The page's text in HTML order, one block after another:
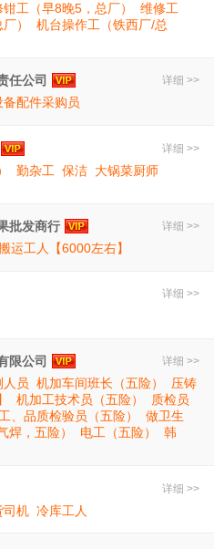
钳工（早8晚5，总厂）
维修工
）
机台操作工（铁西厂/总
详细 >>
任公司
备配件采购员
详细 >>
勤杂工 保洁 大锅菜厨师
详细 >>
批发商行
运工人【6000左右】
详细 >>
详细 >>
限公司
人员 机加车间班长（五险）
压铸
机加工技术员（五险）
质检员
、品质检验员（五险）
做卫生
焊，五险）
电工（五险）
韩
详细 >>
司机 冷库工人